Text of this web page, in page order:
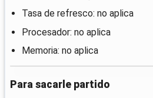
Tasa de refresco: no aplica
Procesador: no aplica
Memoria: no aplica
Para sacarle partido